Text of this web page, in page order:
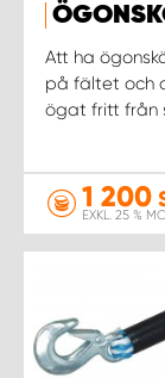
Att ha
på fältet och
ögat fritt från
1 200
EXKL. 25 %